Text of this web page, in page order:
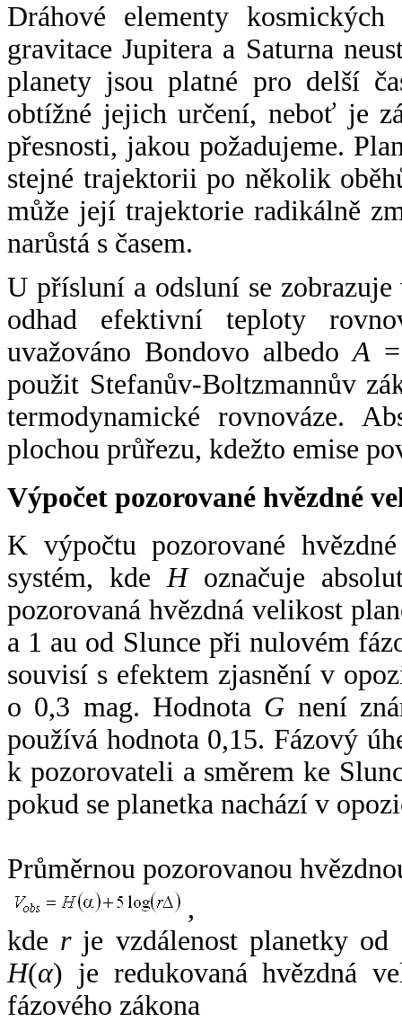
Dráhové elementy
gravitace Jupitera a Saturna
planety jsou platné pro delší
obtížné jejich určení, neboť je
přesnosti, jakou požadujeme.
stejné trajektorii po několik
může její trajektorie radikálně
narůstá s časem.
U přísluní a odsluní se
odhad efektivní teploty
uvažováno Bondovo albedoA
použit Stefanův-Boltzmannův
termodynamické rovnováze.
plochou průřezu, kdežto emise
Výpočet pozorované hvězdné
K výpočtu pozorované
systém, kde Hoznačuje
pozorovaná hvězdná velikost
a 1 au od Slunce při nulovém
souvisí s efektem zjasnění v
o 0,3 mag. Hodnota G není
používá hodnota 0,15. Fázový
k pozorovateli a směrem ke
pokud se planetka nachází v
Průměrnou pozorovanou
,
kde rje vzdálenost planetky od
H(α) je redukovaná hvězdná
fázového zákona